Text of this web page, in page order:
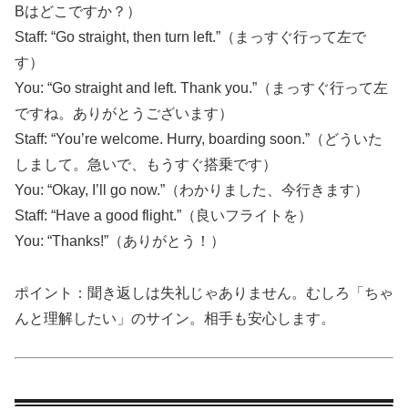
Bはどこですか？）
Staff: “Go straight, then turn left.”（まっすぐ行って左で
す）
You: “Go straight and left. Thank you.”（まっすぐ行って左
ですね。ありがとうございます）
Staff: “You’re welcome. Hurry, boarding soon.”（どういた
しまして。急いで、もうすぐ搭乗です）
You: “Okay, I’ll go now.”（わかりました、今行きます）
Staff: “Have a good flight.”（良いフライトを）
You: “Thanks!”（ありがとう！）
ポイント：聞き返しは失礼じゃありません。むしろ「ちゃ
んと理解したい」のサイン。相手も安心します。